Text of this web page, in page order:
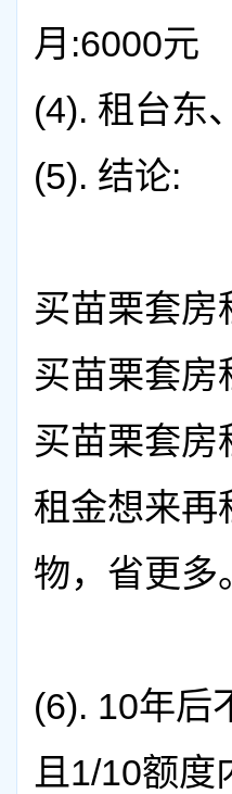
月:6000元
(4). 租台东
(5). 结论:
买苗栗套房
买苗栗套房
买苗栗套房
租金想来再
物，省更多
(6). 10年后
且1/10额